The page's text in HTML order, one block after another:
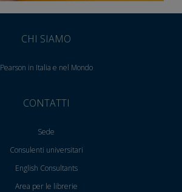
CHI SIAMO
Pearson in Italia e nel Mondo
CONTATTI
Sede
Consulenti universitari
English Consultants
Area per le librerie